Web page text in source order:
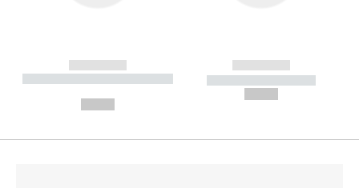
------------
----------- ----------- --------
------------
----------- -----------